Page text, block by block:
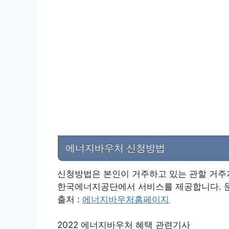
에너지바우처 신청방법
신청방법은 본인이 거주하고 있는 관할 거
한국에너지공단에서 서비스를 제공합니다
출처 : 에너지바우처홈페이지
2022 에너지바우처 혜택 관련기사